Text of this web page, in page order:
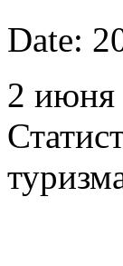
Date:
2 июня